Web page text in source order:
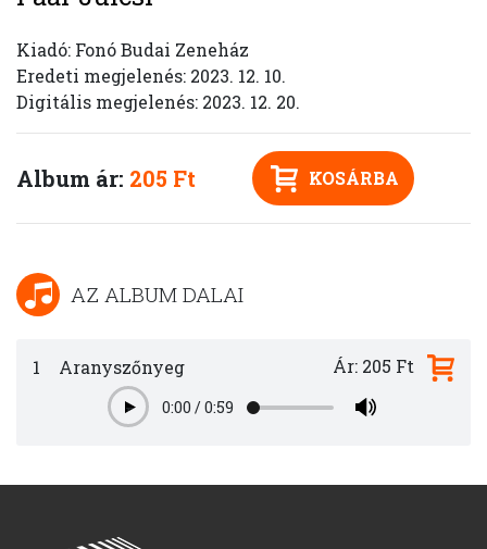
Kiadó: Fonó Budai Zeneház
Eredeti megjelenés: 2023. 12. 10.
Digitális megjelenés: 2023. 12. 20.
Album ár: 205 Ft KOSÁRBA
AZ ALBUM DALAI
1 Aranyszőnyeg
Play0:00 /0:59
Ár: 205 Ft